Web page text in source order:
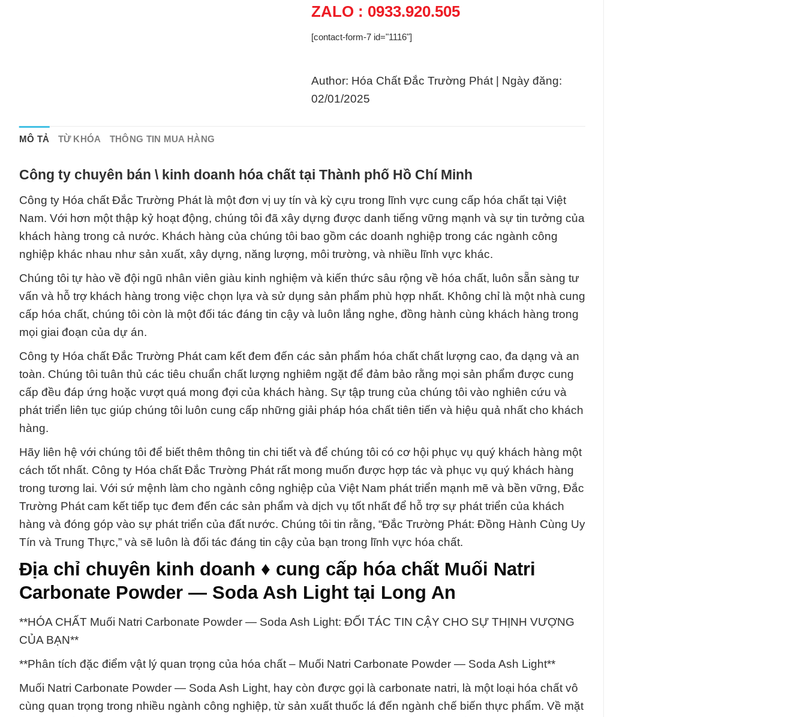
ZALO : 0933.920.505
[contact-form-7 id="1116"]
Author: Hóa Chất Đắc Trường Phát | Ngày đăng:
02/01/2025
MÔ TẢ TỪ KHÓA THÔNG TIN MUA HÀNG
Công ty chuyên bán \ kinh doanh hóa chất tại Thành phố Hồ Chí Minh
Công ty Hóa chất Đắc Trường Phát là một đơn vị uy tín và kỳ cựu trong lĩnh vực cung cấp hóa chất tại Việt
Nam. Với hơn một thập kỷ hoạt động, chúng tôi đã xây dựng được danh tiếng vững mạnh và sự tin tưởng của
khách hàng trong cả nước. Khách hàng của chúng tôi bao gồm các doanh nghiệp trong các ngành công
nghiệp khác nhau như sản xuất, xây dựng, năng lượng, môi trường, và nhiều lĩnh vực khác.
Chúng tôi tự hào về đội ngũ nhân viên giàu kinh nghiệm và kiến thức sâu rộng về hóa chất, luôn sẵn sàng tư
vấn và hỗ trợ khách hàng trong việc chọn lựa và sử dụng sản phẩm phù hợp nhất. Không chỉ là một nhà cung
cấp hóa chất, chúng tôi còn là một đối tác đáng tin cậy và luôn lắng nghe, đồng hành cùng khách hàng trong
mọi giai đoạn của dự án.
Công ty Hóa chất Đắc Trường Phát cam kết đem đến các sản phẩm hóa chất chất lượng cao, đa dạng và an
toàn. Chúng tôi tuân thủ các tiêu chuẩn chất lượng nghiêm ngặt để đảm bảo rằng mọi sản phẩm được cung
cấp đều đáp ứng hoặc vượt quá mong đợi của khách hàng. Sự tập trung của chúng tôi vào nghiên cứu và
phát triển liên tục giúp chúng tôi luôn cung cấp những giải pháp hóa chất tiên tiến và hiệu quả nhất cho khách
hàng.
Hãy liên hệ với chúng tôi để biết thêm thông tin chi tiết và để chúng tôi có cơ hội phục vụ quý khách hàng một
cách tốt nhất. Công ty Hóa chất Đắc Trường Phát rất mong muốn được hợp tác và phục vụ quý khách hàng
trong tương lai. Với sứ mệnh làm cho ngành công nghiệp của Việt Nam phát triển mạnh mẽ và bền vững, Đắc
Trường Phát cam kết tiếp tục đem đến các sản phẩm và dịch vụ tốt nhất để hỗ trợ sự phát triển của khách
hàng và đóng góp vào sự phát triển của đất nước. Chúng tôi tin rằng, “Đắc Trường Phát: Đồng Hành Cùng Uy
Tín và Trung Thực,” và sẽ luôn là đối tác đáng tin cậy của bạn trong lĩnh vực hóa chất.
Địa chỉ chuyên kinh doanh ♦ cung cấp hóa chất Muối Natri
Carbonate Powder — Soda Ash Light tại Long An
**HÓA CHẤT Muối Natri Carbonate Powder — Soda Ash Light: ĐỐI TÁC TIN CẬY CHO SỰ THỊNH VƯỢNG
CỦA BẠN**
**Phân tích đặc điểm vật lý quan trọng của hóa chất – Muối Natri Carbonate Powder — Soda Ash Light**
Muối Natri Carbonate Powder — Soda Ash Light, hay còn được gọi là carbonate natri, là một loại hóa chất vô
cùng quan trọng trong nhiều ngành công nghiệp, từ sản xuất thuốc lá đến ngành chế biến thực phẩm. Về mặt